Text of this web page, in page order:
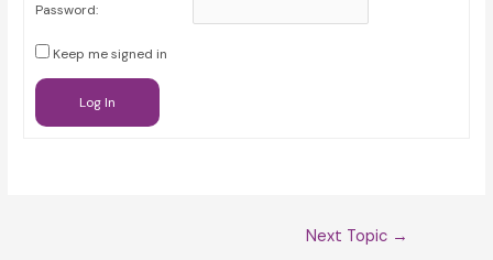
Password:
Keep me signed in
Log In
Next Topic →